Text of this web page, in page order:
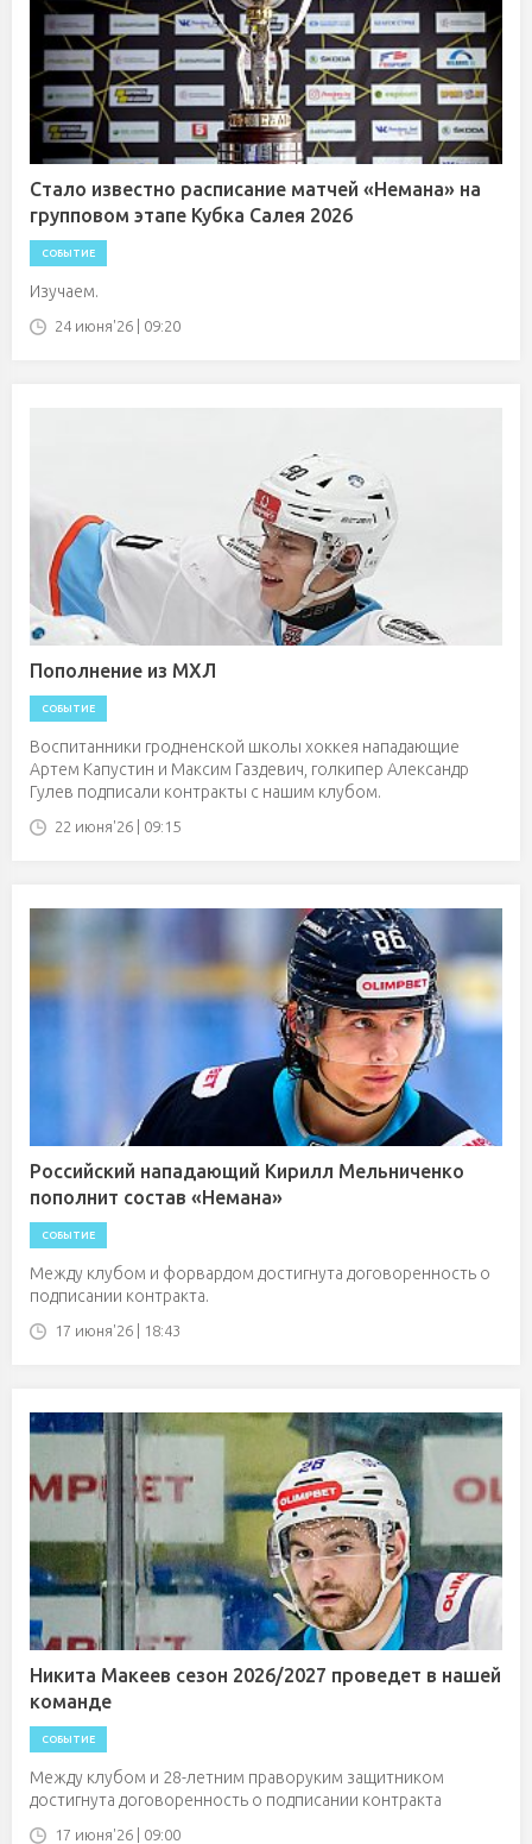
Стало известно расписание матчей «Немана» на
групповом этапе Кубка Салея 2026
СОБЫТИЕ
Изучаем.
24 июня'26 | 09:20
Пополнение из МХЛ
СОБЫТИЕ
Воспитанники гродненской школы хоккея нападающие
Артем Капустин и Максим Газдевич, голкипер Александр
Гулев подписали контракты с нашим клубом.
22 июня'26 | 09:15
Российский нападающий Кирилл Мельниченко
пополнит состав «Немана»
СОБЫТИЕ
Между клубом и форвардом достигнута договоренность о
подписании контракта.
17 июня'26 | 18:43
Никита Макеев сезон 2026/2027 проведет в нашей
команде
СОБЫТИЕ
Между клубом и 28-летним праворуким защитником
достигнута договоренность о подписании контракта
17 июня'26 | 09:00